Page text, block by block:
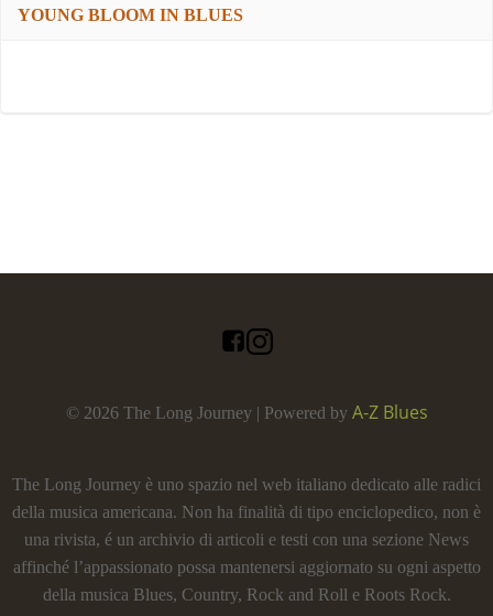
YOUNG BLOOM IN BLUES
© 2026 The Long Journey | Powered by A-Z Blues
The Long Journey è uno spazio nel web italiano dedicato alle radici
della musica americana. Non ha finalità di tipo enciclopedico, non è
una rivista, é un archivio di articoli e testi con una sezione News
affinché l’appassionato possa mantenersi aggiornato su ogni aspetto
della musica Blues, Country, Rock and Roll e Roots Rock.